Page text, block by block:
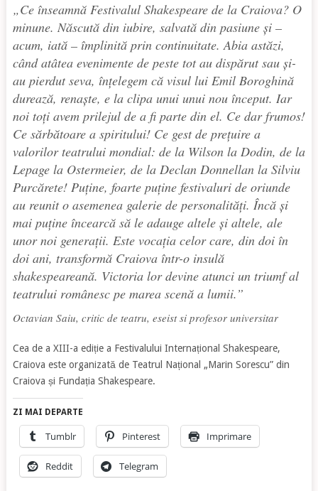
„Ce înseamnă Festivalul Shakespeare de la Craiova? O
minune. Născută din iubire, salvată din pasiune și –
acum, iată – împlinită prin continuitate. Abia astăzi,
când atâtea evenimente de peste tot au dispărut sau și-
au pierdut seva, înțelegem că visul lui Emil Boroghină
durează, renaște, e la clipa unui unui nou început. Iar
noi toți avem prilejul de a fi parte din el. Ce dar frumos!
Ce sărbătoare a spiritului! Ce gest de prețuire a
valorilor teatrului mondial: de la Wilson la Dodin, de la
Lepage la Ostermeier, de la Declan Donnellan la Silviu
Purcărete! Puține, foarte puține festivaluri de oriunde
au reunit o asemenea galerie de personalități. Încă și
mai puține încearcă să le adauge altele și altele, ale
unor noi generații. Este vocația celor care, din doi în
doi ani, transformă Craiova într-o insulă
shakespeareană. Victoria lor devine atunci un triumf al
teatrului românesc pe marea scenă a lumii.”
Octavian Saiu, critic de teatru, eseist si profesor universitar
Cea de a XIII-a ediție a Festivalului Internațional Shakespeare,
Craiova este organizată de Teatrul Național „Marin Sorescu” din
Craiova și Fundația Shakespeare.
ZI MAI DEPARTE
Tumblr Pinterest Imprimare
Reddit Telegram